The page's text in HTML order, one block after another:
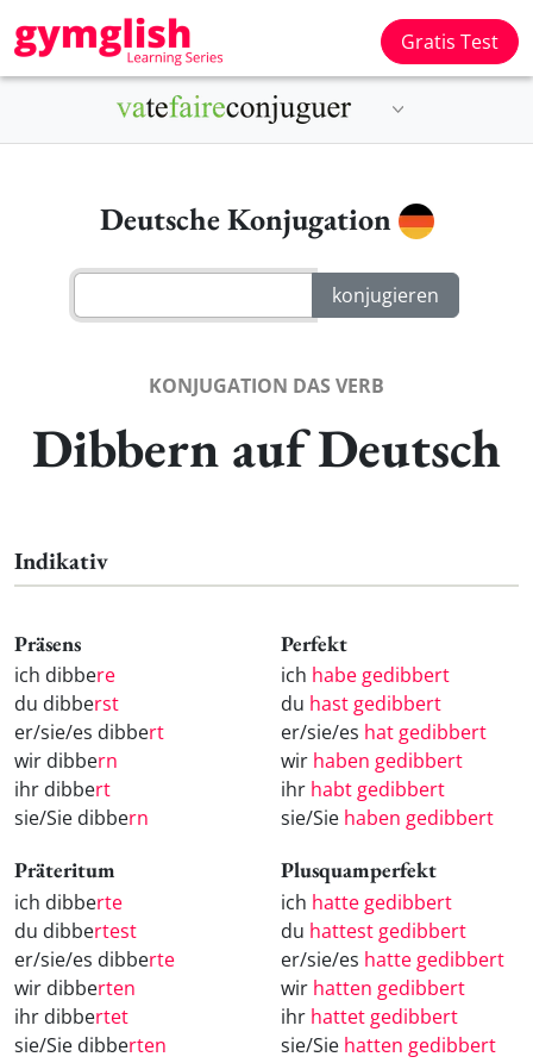
Gratis Test
Deutsche Konjugation
KONJUGATION DAS VERB
Dibbern auf Deutsch
Indikativ
Präsens
ich dibbere
du dibberst
er/sie/es dibbert
wir dibbern
ihr dibbert
sie/Sie dibbern
Perfekt
ich habe gedibbert
du hast gedibbert
er/sie/es hat gedibbert
wir haben gedibbert
ihr habt gedibbert
sie/Sie haben gedibbert
Präteritum
ich dibberte
du dibbertest
er/sie/es dibberte
wir dibberten
ihr dibbertet
sie/Sie dibberten
Plusquamperfekt
ich hatte gedibbert
du hattest gedibbert
er/sie/es hatte gedibbert
wir hatten gedibbert
ihr hattet gedibbert
sie/Sie hatten gedibbert